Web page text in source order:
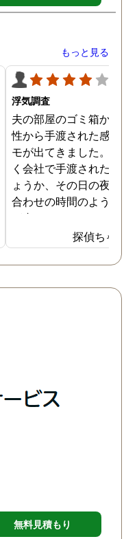
もっと見る
浮気調査
夫の部屋のゴミ箱から、
性から手渡された感じの
モが出てきました。おそ
く会社で手渡されたので
ょうか、その日の夜の待
合わせの時間のようなも
が書かれていました。こ
時になんとなく嫌な予感
したので、夫の身辺調査
会社での過ごし方を探偵
探偵に夫の会社の場所を
れました。調査の結果、
す。探偵の説明は全て調
報告書にも書かれており
探偵ちゃん
無料見積もり